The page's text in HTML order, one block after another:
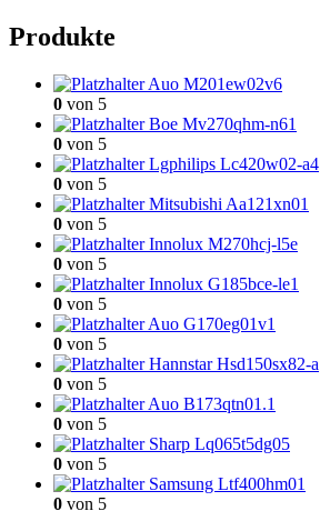
Produkte
Auo M201ew02v6
0 von 5
Boe Mv270qhm-n61
0 von 5
Lgphilips Lc420w02-a4
0 von 5
Mitsubishi Aa121xn01
0 von 5
Innolux M270hcj-l5e
0 von 5
Innolux G185bce-le1
0 von 5
Auo G170eg01v1
0 von 5
Hannstar Hsd150sx82-a
0 von 5
Auo B173qtn01.1
0 von 5
Sharp Lq065t5dg05
0 von 5
Samsung Ltf400hm01
0 von 5